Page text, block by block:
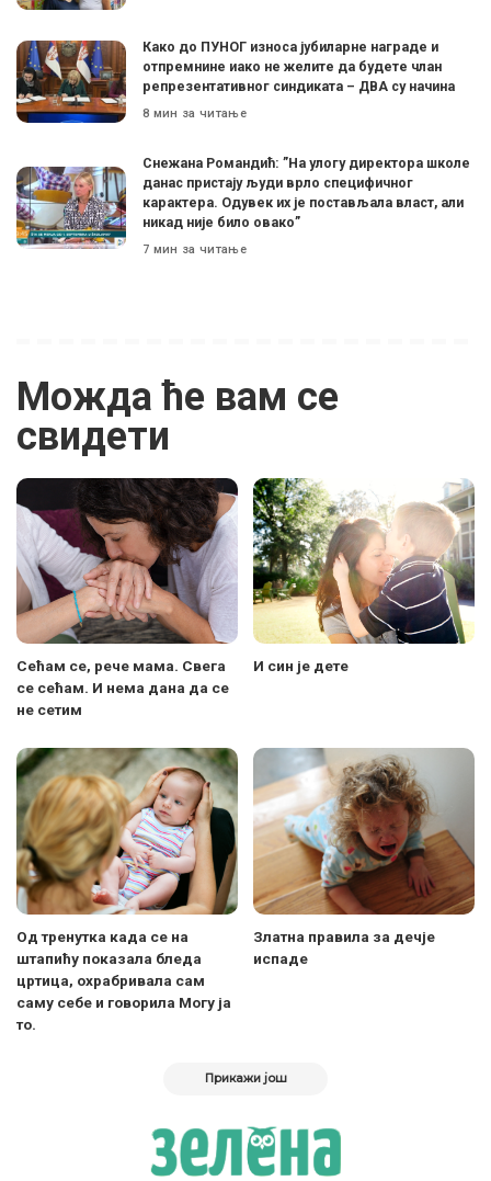
Како до ПУНОГ износа јубиларне награде и
отпремнине иако не желите да будете члан
репрезентативног синдиката – ДВА су начина
8 мин за читање
Снежана Романдић: ”На улогу директора школе
данас пристају људи врло специфичног
карактера. Одувек их је постављала власт, али
никад није било овако”
7 мин за читање
Можда ће вам се
свидети
Сећам се, рече мама. Свега
се сећам. И нема дана да се
не сетим
И син је дете
Од тренутка када се на
штапићу показала бледа
цртица, охрабривала сам
саму себе и говорила Могу ја
то.
Златна правила за дечје
испаде
Прикажи још